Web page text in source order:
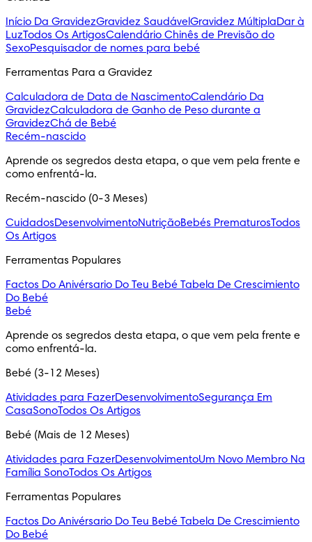
Início Da GravidezGravidez SaudávelGravidez MúltiplaDar à
LuzTodos Os ArtigosCalendário Chinês de Previsão do
SexoPesquisador de nomes para bebé
Ferramentas Para a Gravidez
Calculadora de Data de NascimentoCalendário Da
GravidezCalculadora de Ganho de Peso durante a
GravidezChá de Bebé
Recém-nascido
Aprende os segredos desta etapa, o que vem pela frente e
como enfrentá-la.
Recém-nascido (0-3 Meses)
CuidadosDesenvolvimentoNutriçãoBebés PrematurosTodos
Os Artigos
Ferramentas Populares
Factos Do Anivérsario Do Teu Bebé Tabela De Crescimiento
Do Bebé
Bebé
Aprende os segredos desta etapa, o que vem pela frente e
como enfrentá-la.
Bebé (3-12 Meses)
Atividades para FazerDesenvolvimentoSegurança Em
CasaSonoTodos Os Artigos
Bebé (Mais de 12 Meses)
Atividades para FazerDesenvolvimentoUm Novo Membro Na
Família SonoTodos Os Artigos
Ferramentas Populares
Factos Do Anivérsario Do Teu Bebé Tabela De Crescimiento
Do Bebé